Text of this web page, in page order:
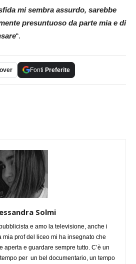
mi sembra assurdo, sarebbe
presuntuoso da parte mia e di
“.
Fonti Preferite
Solmi
e amo la televisione, anche i
mia prof del liceo mi ha insegnato che
aperta e guardare sempre tutto. C’è un
per un bel documentario, un tempo